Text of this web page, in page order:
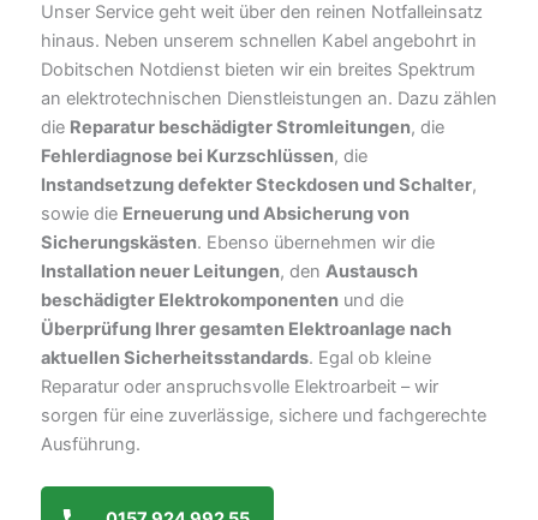
Unser Service geht weit über den reinen Notfalleinsatz
hinaus. Neben unserem schnellen Kabel angebohrt in
Dobitschen Notdienst bieten wir ein breites Spektrum
an elektrotechnischen Dienstleistungen an. Dazu zählen
die Reparatur beschädigter Stromleitungen, die
Fehlerdiagnose bei Kurzschlüssen, die
Instandsetzung defekter Steckdosen und Schalter,
sowie die Erneuerung und Absicherung von
Sicherungskästen. Ebenso übernehmen wir die
Installation neuer Leitungen, den Austausch
beschädigter Elektrokomponenten und die
Überprüfung Ihrer gesamten Elektroanlage nach
aktuellen Sicherheitsstandards. Egal ob kleine
Reparatur oder anspruchsvolle Elektroarbeit – wir
sorgen für eine zuverlässige, sichere und fachgerechte
Ausführung.